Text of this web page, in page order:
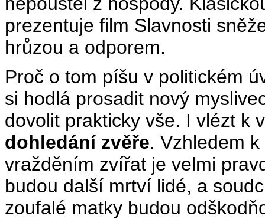
prezentuje film Slavnosti
hrůzou a odporem.
Proč o tom píšu v politickém
si hodlá prosadit nový
dovolit prakticky vše. I vlézt k
dohledání zvěře. Vzhledem
vražděním zvířat je velmi
budou další mrtví lidé, a
zoufalé matky budou